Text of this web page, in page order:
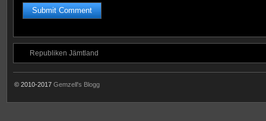
Republiken Jämtland
© 2010-2017 Gemzell's Blogg